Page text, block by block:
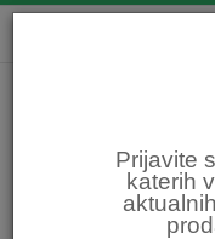
Prijavite
katerih